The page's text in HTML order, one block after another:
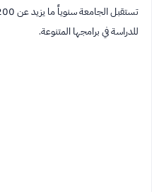
للدراسة في برامجها المتنوعة.